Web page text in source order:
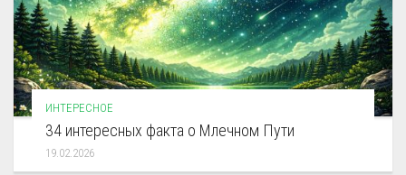
ИНТЕРЕСНОЕ
34 интересных факта о Млечном Пути
19.02.2026